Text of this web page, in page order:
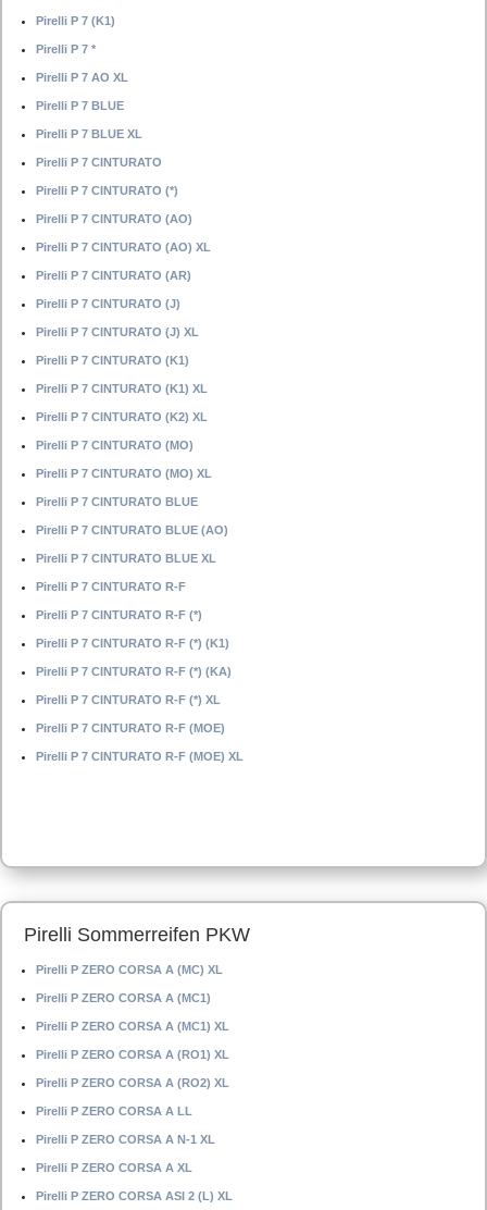
Pirelli P 7 (K1)
Pirelli P 7 *
Pirelli P 7 AO XL
Pirelli P 7 BLUE
Pirelli P 7 BLUE XL
Pirelli P 7 CINTURATO
Pirelli P 7 CINTURATO (*)
Pirelli P 7 CINTURATO (AO)
Pirelli P 7 CINTURATO (AO) XL
Pirelli P 7 CINTURATO (AR)
Pirelli P 7 CINTURATO (J)
Pirelli P 7 CINTURATO (J) XL
Pirelli P 7 CINTURATO (K1)
Pirelli P 7 CINTURATO (K1) XL
Pirelli P 7 CINTURATO (K2) XL
Pirelli P 7 CINTURATO (MO)
Pirelli P 7 CINTURATO (MO) XL
Pirelli P 7 CINTURATO BLUE
Pirelli P 7 CINTURATO BLUE (AO)
Pirelli P 7 CINTURATO BLUE XL
Pirelli P 7 CINTURATO R-F
Pirelli P 7 CINTURATO R-F (*)
Pirelli P 7 CINTURATO R-F (*) (K1)
Pirelli P 7 CINTURATO R-F (*) (KA)
Pirelli P 7 CINTURATO R-F (*) XL
Pirelli P 7 CINTURATO R-F (MOE)
Pirelli P 7 CINTURATO R-F (MOE) XL
Pirelli Sommerreifen PKW
Pirelli P ZERO CORSA A (MC) XL
Pirelli P ZERO CORSA A (MC1)
Pirelli P ZERO CORSA A (MC1) XL
Pirelli P ZERO CORSA A (RO1) XL
Pirelli P ZERO CORSA A (RO2) XL
Pirelli P ZERO CORSA A LL
Pirelli P ZERO CORSA A N-1 XL
Pirelli P ZERO CORSA A XL
Pirelli P ZERO CORSA ASI 2 (L) XL